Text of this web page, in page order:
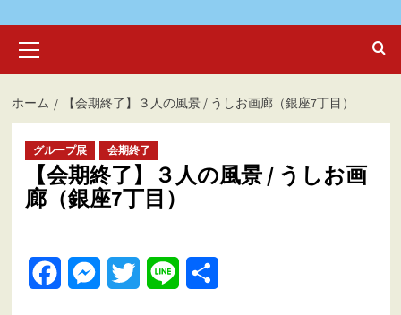
イ
ン
ニ
ー
ホーム 【会期終了】３人の風景 / うしお画廊（銀座7丁目）
グループ展 会期終了
【会期終了】３人の風景 / うしお画
廊（銀座7丁目）
FacebookMessenger
Twitter Line